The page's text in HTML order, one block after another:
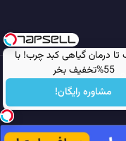
تا درمان گیاهی کبد چرب! با
55%تخفیف بخر
مشاوره رایگان!
مجله نورگرام